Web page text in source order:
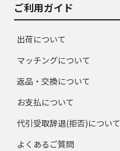
ご利用ガイド
出荷について
マッチングについて
返品・交換について
お支払について
代引受取辞退(拒否)について
よくあるご質問